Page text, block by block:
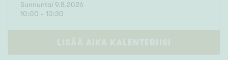
Sunnuntai 9.8.2026
10:00 - 10:30
LISÄÄ AIKA KALENTERIISI